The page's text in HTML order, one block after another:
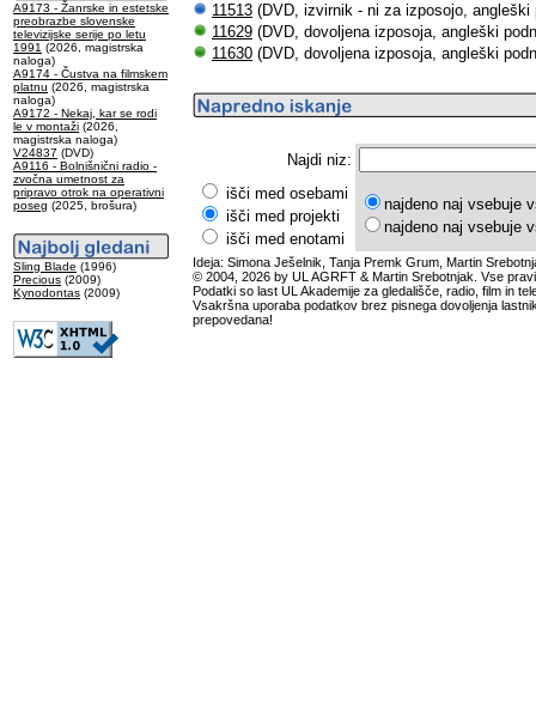
A9173 - Žanrske in estetske
preobrazbe slovenske
televizijske serije po letu
1991 (2026, magistrska
naloga)
A9174 - Čustva na filmskem
platnu (2026, magistrska
naloga)
A9172 - Nekaj, kar se rodi
le v montaži (2026,
magistrska naloga)
V24837 (DVD)
A9116 - Bolnišnični radio -
zvočna umetnost za
pripravo otrok na operativni
poseg (2025, brošura)
Sling Blade (1996)
Precious (2009)
Kynodontas (2009)
11513 (DVD, izvirnik - ni za izposojo, angleški
11629 (DVD, dovoljena izposoja, angleški
11630 (DVD, dovoljena izposoja, angleški
Najdi niz:
išči med osebami
išči med projekti
išči med enotami
najdeno naj vsebuje
najdeno naj vsebuje
Ideja: Simona Ješelnik, Tanja Premk Grum, Martin
© 2004, 2026 by UL AGRFT & Martin Srebotnjak. Vse
Podatki so last UL Akademije za gledališče, radio, film in
Vsakršna uporaba podatkov brez pisnega dovoljenja
prepovedana!